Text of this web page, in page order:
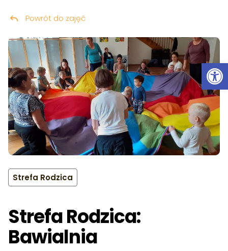
Przeskocz do treści
Strefa Rodzica
Strefa Rodzica:
Bawialnia
Powrót do zajęć